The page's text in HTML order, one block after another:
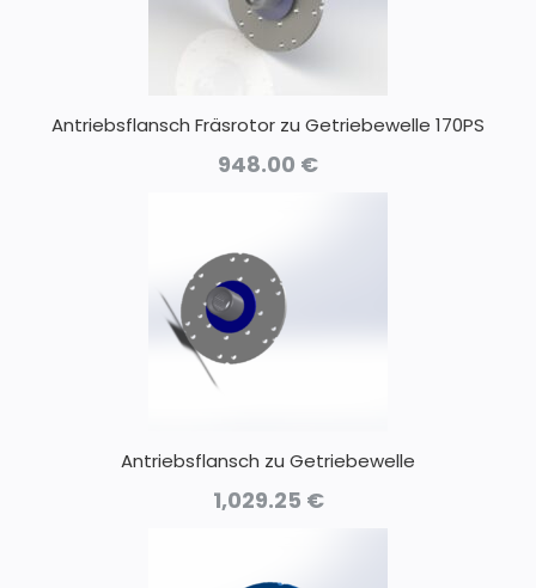
Antriebsflansch Fräsrotor zu Getriebewelle 170PS
948.00 €
Antriebsflansch zu Getriebewelle
1,029.25 €